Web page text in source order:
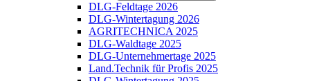
DLG-Feldtage 2026
DLG-Wintertagung 2026
AGRITECHNICA 2025
DLG-Waldtage 2025
DLG-Unternehmertage 2025
Land.Technik für Profis 2025